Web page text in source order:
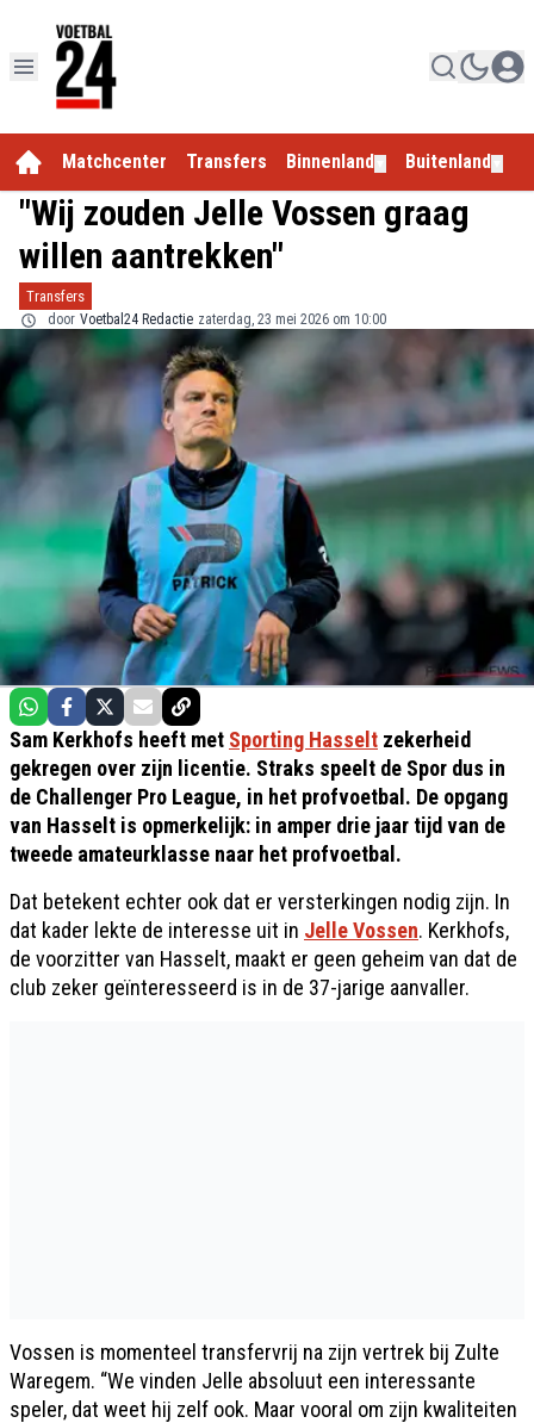
Matchcenter Transfers Binnenland Buitenland
"Wij zouden Jelle Vossen graag
willen aantrekken"
Transfers
door Voetbal24 Redactie zaterdag, 23 mei 2026 om 10:00
Sam Kerkhofs heeft met Sporting Hasselt zekerheid
gekregen over zijn licentie. Straks speelt de Spor dus in
de Challenger Pro League, in het profvoetbal. De opgang
van Hasselt is opmerkelijk: in amper drie jaar tijd van de
tweede amateurklasse naar het profvoetbal.
Dat betekent echter ook dat er versterkingen nodig zijn. In
dat kader lekte de interesse uit in Jelle Vossen. Kerkhofs,
de voorzitter van Hasselt, maakt er geen geheim van dat de
club zeker geïnteresseerd is in de 37-jarige aanvaller.
Vossen is momenteel transfervrij na zijn vertrek bij Zulte
Waregem. “We vinden Jelle absoluut een interessante
speler, dat weet hij zelf ook. Maar vooral om zijn kwaliteiten